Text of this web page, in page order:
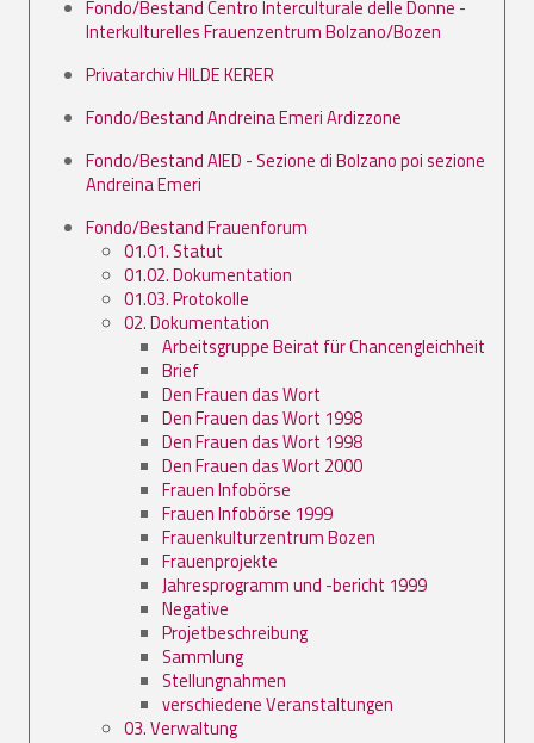
Fondo/Bestand Centro Interculturale delle Donne -
Interkulturelles Frauenzentrum Bolzano/Bozen
Privatarchiv HILDE KERER
Fondo/Bestand Andreina Emeri Ardizzone
Fondo/Bestand AIED - Sezione di Bolzano poi sezione
Andreina Emeri
Fondo/Bestand Frauenforum
01.01. Statut
01.02. Dokumentation
01.03. Protokolle
02. Dokumentation
Arbeitsgruppe Beirat für Chancengleichheit
Brief
Den Frauen das Wort
Den Frauen das Wort 1998
Den Frauen das Wort 1998
Den Frauen das Wort 2000
Frauen Infobörse
Frauen Infobörse 1999
Frauenkulturzentrum Bozen
Frauenprojekte
Jahresprogramm und -bericht 1999
Negative
Projetbeschreibung
Sammlung
Stellungnahmen
verschiedene Veranstaltungen
03. Verwaltung